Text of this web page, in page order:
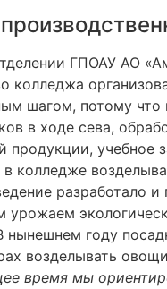
ГПОАУ АО
колледжа
шагом, потому что
в ходе сева,
продукции, учебное
в колледже
разработало
урожаем
нынешнем году
возделывать
время мы